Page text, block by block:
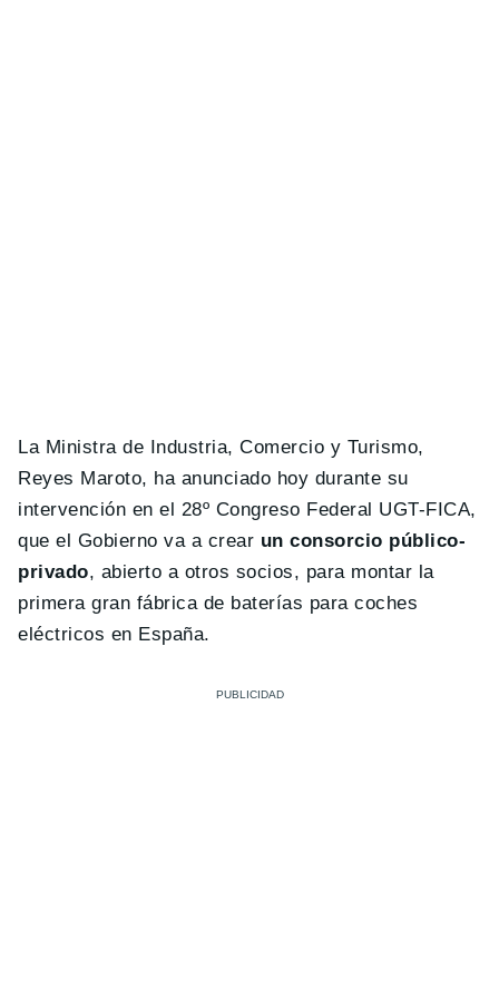
La Ministra de Industria, Comercio y Turismo,
Reyes Maroto, ha anunciado hoy durante su
intervención en el 28º Congreso Federal UGT-FICA,
que el Gobierno va a crear un consorcio público-
privado, abierto a otros socios, para montar la
primera gran fábrica de baterías para coches
eléctricos en España.